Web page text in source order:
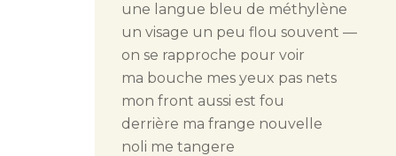
une langue bleu de méthylène
un visage un peu flou souvent —
on se rapproche pour voir
ma bouche mes yeux pas nets
mon front aussi est fou
derrière ma frange nouvelle
noli me tangere